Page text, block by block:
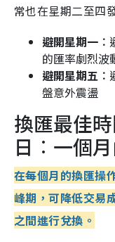
常也在星期二至四
避開星期一︰
的匯率劇烈波
避開星期五︰
盤意外震盪
換匯最佳
日︰一個
在每個月的換匯操
峰期，可降低交易
之間進行兌換。